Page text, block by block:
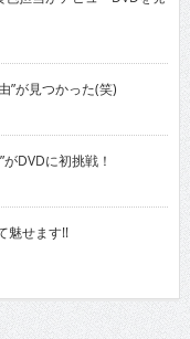
が見つかった(笑)
DVDに初挑戦！
せます!!